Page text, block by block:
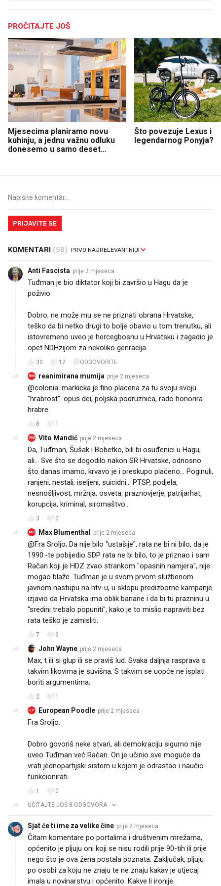
PROČITAJTE JOŠ
Mjesecima planiramo novu
kuhinju, a jednu važnu odluku
donesemo u samo deset
Što povezuje Lexus i
legendarnog Ponyja?
PRIJAVITE SE
KOMENTARI (58)
Anti Fascista prije 2 mjeseca
Tuđman je bio diktator koji bi završio u Hagu da je
poživio.
Dobro, ne može mu se ne priznati obrana Hrvatske,
teško da bi netko drugi to bolje obavio u tom trenutku, ali
istovremeno uveo je hercegbosnu u Hrvatsku i zagadio je
opet NDHzijom za nekoliko genracija
30 12 ODGOVORITE
RM reanimirana mumija prije 2 mjeseca
@colonia: markicka je fino placena za tu svoju svoju
"hrabrost". opus dei, poljska podruznica, rado honorira
hrabre.
8 1
VM Vito Mandić prije 2 mjeseca
Da, Tuđman, Šušak i Bobetko, bili bi osuđenici u Hagu,
ali... Sve što se dogodilo nakon SR Hrvatske, odnosno
što danas imamo, krvavo je i preskupo plaćeno... Poginuli,
ranjeni, nestali, iseljeni, suicidni... PTSP, podjela,
nesnošljivost, mržnja, osveta, praznovjerje, patrijarhat,
korupcija, kriminal, siromaštvo...
3 0
MB Max Blumenthal prije 2 mjeseca
@Fra Sroljo; Da nije bilo "ustašije", rata ne bi ni bilo, da je
1990.-te pobijedio SDP rata ne bi bilo, to je priznao i sam
Račan koji je HDZ zvao strankom "opasnih namjera", nije
mogao blaže. Tuđman je u svom prvom službenom
javnom nastupu na htv-u, u sklopu predizborne kampanje
izjavio da Hrvatska ima oblik banane i da bi tu prazninu u
"sredini trebalo popuniti", kako je to mislio napraviti bez
rata teško je zamisliti.
7 6
John Wayne prije 2 mjeseca
Max, t ili si glup ili se praviš lud. Svaka daljnja rasprava s
takvim likovima je suvišna. S takvim se uopće ne isplati
boriti argumentima.
2 1
EP European Poodle prije 2 mjeseca
Fra Sroljo:
Dobro govoriš neke stvari, ali demokraciju sigurno nije
uveo Tuđman već Račan. On je učinio sve moguće da
vrati jednopartijski sistem u kojem je odrastao i naučio
funkcionirati.
1
0
UČITAJTE JOŠ 8 ODGOVORA
Sjat će ti ime za velike čine prije 2 mjeseca
Čitam komentare po portalima i društvenim mrežama,
općenito je pljuju oni koji se nisu rodili prije 90-tih ili prije
nego što je ova žena postala poznata. Zaključak, pljuju
po osobi za koju ne znaju te ne znaju kakav je utjecaj
imala u novinarstvu i općenito. Kakve li ironije.